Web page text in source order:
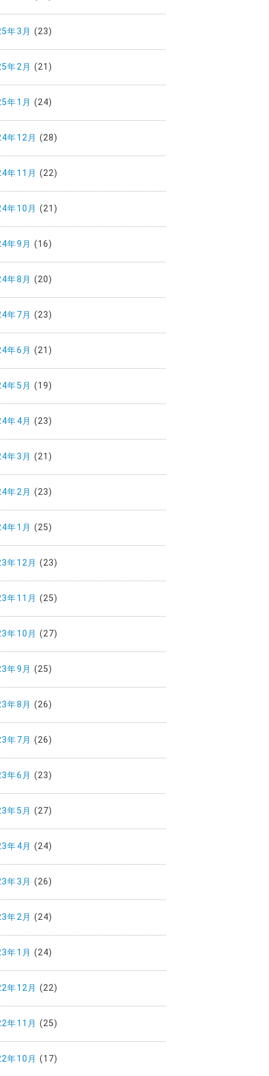
年3月 (23)
年2月 (21)
年1月 (24)
年12月 (28)
年11月 (22)
年10月 (21)
年9月 (16)
年8月 (20)
年7月 (23)
年6月 (21)
年5月 (19)
年4月 (23)
年3月 (21)
年2月 (23)
年1月 (25)
年12月 (23)
年11月 (25)
年10月 (27)
年9月 (25)
年8月 (26)
年7月 (26)
年6月 (23)
年5月 (27)
年4月 (24)
年3月 (26)
年2月 (24)
年1月 (24)
年12月 (22)
年11月 (25)
年10月 (17)